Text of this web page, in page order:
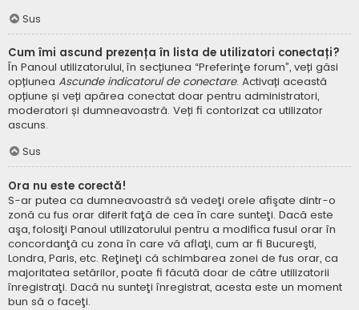
Sus
Cum îmi ascund prezența în lista de utilizatori conectați?
În Panoul utilizatorului, în secțiunea “Preferinţe forum”, veți găsi
opțiunea Ascunde indicatorul de conectare. Activați această
opțiune și veți apărea conectat doar pentru administratori,
moderatori și dumneavoastră. Veți fi contorizat ca utilizator
ascuns.
Sus
Ora nu este corectă!
S-ar putea ca dumneavoastră să vedeţi orele afişate dintr-o
zonă cu fus orar diferit faţă de cea în care sunteţi. Dacă este
aşa, folosiţi Panoul utilizatorului pentru a modifica fusul orar în
concordanţă cu zona în care vă aflaţi, cum ar fi Bucureşti,
Londra, Paris, etc. Reţineţi că schimbarea zonei de fus orar, ca
majoritatea setărilor, poate fi făcută doar de către utilizatorii
înregistraţi. Dacă nu sunteţi înregistrat, acesta este un moment
bun să o faceţi.